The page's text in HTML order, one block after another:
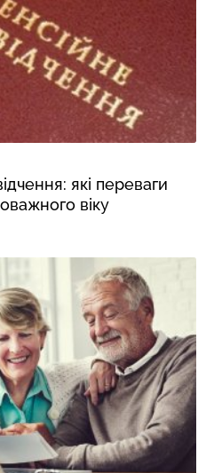
які переваги
віку